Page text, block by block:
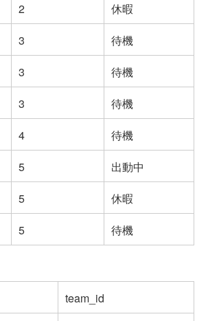
2
休暇
3
待機
3
待機
3
待機
4
待機
5
出動中
5
休暇
5 待機
team_id